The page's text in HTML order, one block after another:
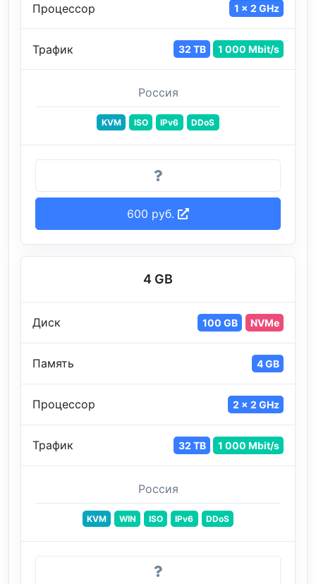
Процессор 1 x 2 GHz
Трафик 32 TB 1 000 Mbit/s
Россия
KVM ISO IPv6 DDoS
600 руб.
4 GB
Диск 100 GB NVMe
Память 4 GB
Процессор 2 x 2 GHz
Трафик 32 TB 1 000 Mbit/s
Россия
KVM WIN ISO IPv6 DDoS